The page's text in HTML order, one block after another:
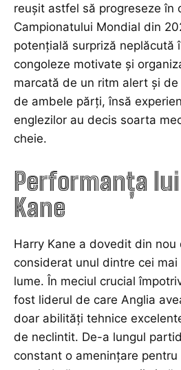
reușit astfel să progreseze în
Campionatului Mondial din
potențială surpriză neplăcută
congoleze motivate și
marcată de un ritm alert și
de ambele părți, însă
englezilor au decis soarta
cheie.
Performanța
Kane
Harry Kane a dovedit din nou
considerat unul dintre cei
lume. În meciul crucial
fost liderul de care Anglia
doar abilități tehnice
de neclintit. De-a lungul
constant o amenințare pentru